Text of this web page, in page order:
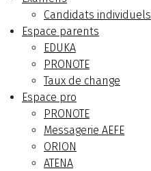
Candidats individuels
Espace parents
EDUKA
PRONOTE
Taux de change
Espace pro
PRONOTE
Messagerie AEFE
ORION
ATENA